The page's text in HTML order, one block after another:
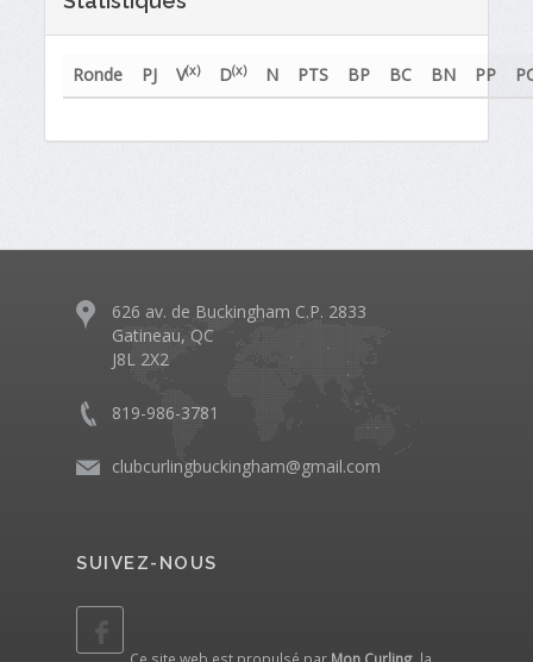
Ronde PJ V(x) D(x) N PTS BP BC BN PP
626 av. de Buckingham C.P. 2833
Gatineau, QC
J8L 2X2
819-986-3781
clubcurlingbuckingham@gmail.com
SUIVEZ-NOUS